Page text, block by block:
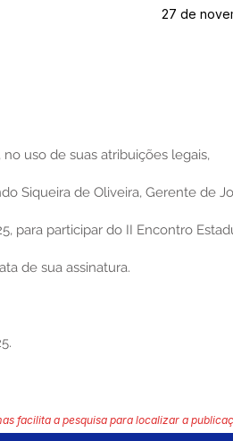
27 de
uso de suas atribuições legais,
Siqueira de Oliveira, Gerente de
para participar do II Encontro
de sua assinatura.
facilita a pesquisa para localizar a